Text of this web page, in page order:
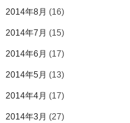
2014年8月 (16)
2014年7月 (15)
2014年6月 (17)
2014年5月 (13)
2014年4月 (17)
2014年3月 (27)